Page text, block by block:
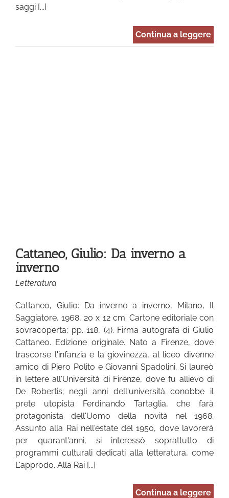
saggi [...]
Continua a leggere
Cattaneo, Giulio: Da inverno a
inverno
Letteratura
Cattaneo, Giulio: Da inverno a inverno, Milano, Il
Saggiatore, 1968, 20 x 12 cm. Cartone editoriale con
sovracoperta; pp. 118, (4). Firma autografa di Giulio
Cattaneo. Edizione originale. Nato a Firenze, dove
trascorse l'infanzia e la giovinezza, al liceo divenne
amico di Piero Polito e Giovanni Spadolini. Si laureò
in lettere all'Università di Firenze, dove fu allievo di
De Robertis; negli anni dell'università conobbe il
prete utopista Ferdinando Tartaglia, che farà
protagonista dell'Uomo della novità nel 1968.
Assunto alla Rai nell'estate del 1950, dove lavorerà
per quarant'anni, si interessò soprattutto di
programmi culturali dedicati alla letteratura, come
L'approdo. Alla Rai [...]
Continua a leggere